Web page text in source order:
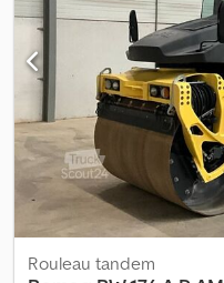
Rouleau tandem